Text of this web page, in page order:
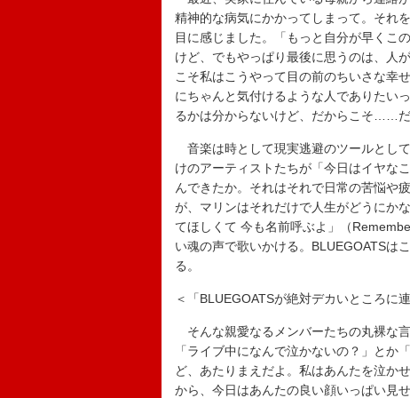
精神的な病気にかかってしまって。それ
目に感じました。「もっと自分が早く
けど、でもやっぱり最後に思うのは、人
こそ私はこうやって目の前のちいさな幸
にちゃんと気付けるような人でありたい
るかは分からないけど、だからこそ……だ
音楽は時として現実逃避のツールとし
けのアーティストたちが「今日はイヤな
んできたか。それはそれで日常の苦悩や
が、マリンはそれだけで人生がどうにか
てほしくて 今も名前呼ぶよ」（
い魂の声で歌いかける。BLUEGOATSは
る。
＜「BLUEGOATSが絶対デカいところに
そんな親愛なるメンバーたちの丸裸な
「ライブ中になんで泣かないの？」とか
ど、あたりまえだよ。私はあんたを泣か
から、今日はあんたの良い顔いっぱい見